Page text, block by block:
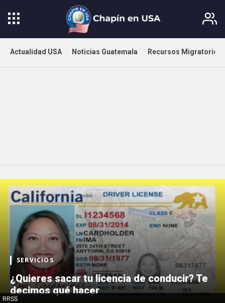
Actualidad USA Noticias Guatemala Recursos Migratorios
RRSS
SERVICIOS
¿Quieres sacar tu licencia de conducir? Te
decimos qué hacer